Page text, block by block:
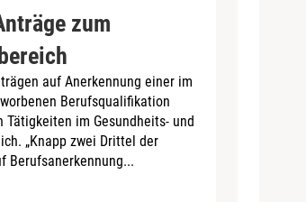
zum
auf Anerkennung einer im
Berufsqualifikation
Tätigkeiten im Gesundheits- und
„Knapp zwei Drittel der
Berufsanerkennung...